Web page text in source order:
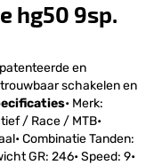
hg50 9sp.
en
schakelen en
• Merk:
/ Race / MTB•
Combinatie Tanden:
GR: 246• Speed: 9•